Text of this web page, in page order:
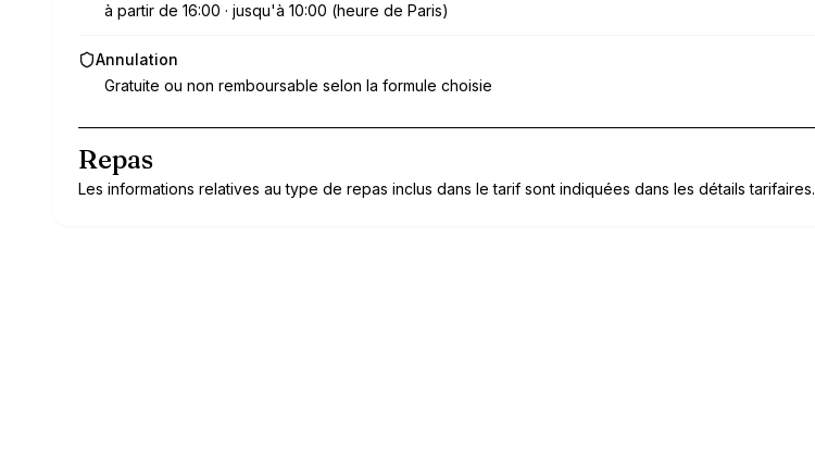
à partir de 16:00 · jusqu'à 10:00 (heure de Paris)
Annulation
Gratuite ou non remboursable selon la formule choisie
Repas
Les informations relatives au type de repas inclus dans le tarif sont indiquées dans les détails tarifaires.